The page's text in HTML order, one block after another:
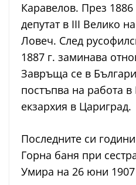
Каравелов. През 1886
депутат в III Велико
Ловеч. След
1887 г. заминава
Завръща се в
постъпва на работа в
екзархия в Цариград.
Последните си
Горна баня при
Умира на 26 юни 1907